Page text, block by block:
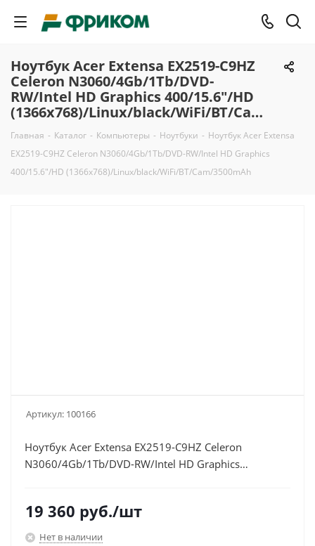
Ноутбук Acer Extensa EX2519-C9HZ
Celeron N3060/4Gb/1Tb/DVD-
RW/Intel HD Graphics 400/15.6"/HD
(1366x768)/Linux/black/WiFi/BT/Cam/3500mAh
Главная - Каталог - Компьютеры - Ноутбуки - Ноутбук Acer Extensa
EX2519-C9HZ Celeron N3060/4Gb/1Tb/DVD-RW/Intel HD Graphics
400/15.6"/HD (1366x768)/Linux/black/WiFi/BT/Cam/3500mAh
Артикул: 100166
Ноутбук Acer Extensa EX2519-C9HZ Celeron
N3060/4Gb/1Tb/DVD-RW/Intel HD Graphics
19 360 руб./шт
Нет в наличии